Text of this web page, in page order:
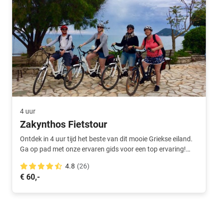
4 uur
Zakynthos Fietstour
Ontdek in 4 uur tijd het beste van dit mooie Griekse eiland.
Ga op pad met onze ervaren gids voor een top ervaring!
4.8 (26)
€ 60,-